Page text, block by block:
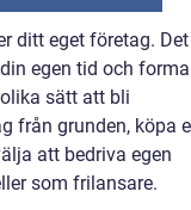
ditt eget företag.
egen tid och
sätt att bli
från grunden, köpa
att bedriva egen
som frilansare.